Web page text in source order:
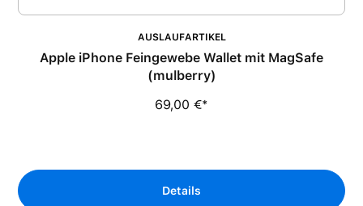
AUSLAUFARTIKEL
Apple iPhone Feingewebe Wallet mit MagSafe
(mulberry)
69,00 €*
Details